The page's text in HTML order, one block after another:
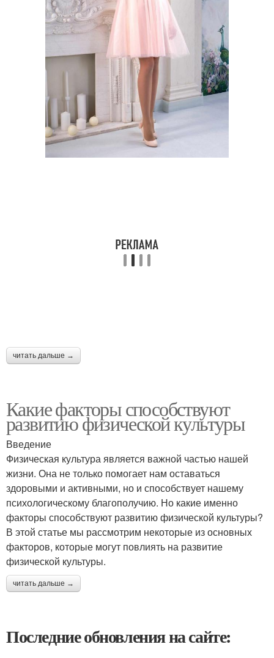
читать дальше →
Какие факторы способствуют
развитию физической культуры
Введение
Физическая культура является важной частью нашей
жизни. Она не только помогает нам оставаться
здоровыми и активными, но и способствует нашему
психологическому благополучию. Но какие именно
факторы способствуют развитию физической культуры?
В этой статье мы рассмотрим некоторые из основных
факторов, которые могут повлиять на развитие
физической культуры.
читать дальше →
Последние обновления на сайте: